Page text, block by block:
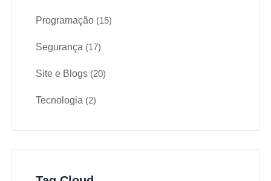
Programação (15)
Segurança (17)
Site e Blogs (20)
Tecnologia (2)